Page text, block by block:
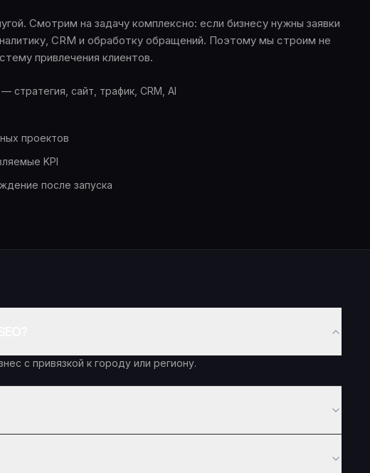
Смотрим на задачу комплексно: если бизнесу нужны заявки
CRM и обработку обращений. Поэтому мы строим не
привлечения клиентов.
стратегия, сайт, трафик, CRM, AI
проектов
KPI
после запуска
с привязкой к городу или региону.